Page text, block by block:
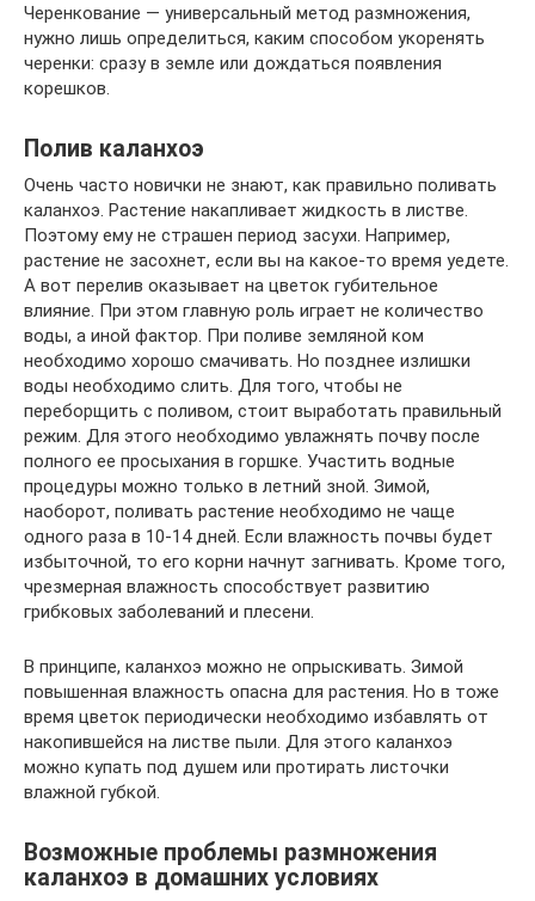
Черенкование — универсальный метод размножения,
нужно лишь определиться, каким способом укоренять
черенки: сразу в земле или дождаться появления
корешков.
Полив каланхоэ
Очень часто новички не знают, как правильно поливать
каланхоэ. Растение накапливает жидкость в листве.
Поэтому ему не страшен период засухи. Например,
растение не засохнет, если вы на какое-то время уедете.
А вот перелив оказывает на цветок губительное
влияние. При этом главную роль играет не количество
воды, а иной фактор. При поливе земляной ком
необходимо хорошо смачивать. Но позднее излишки
воды необходимо слить. Для того, чтобы не
переборщить с поливом, стоит выработать правильный
режим. Для этого необходимо увлажнять почву после
полного ее просыхания в горшке. Участить водные
процедуры можно только в летний зной. Зимой,
наоборот, поливать растение необходимо не чаще
одного раза в 10-14 дней. Если влажность почвы будет
избыточной, то его корни начнут загнивать. Кроме того,
чрезмерная влажность способствует развитию
грибковых заболеваний и плесени.
В принципе, каланхоэ можно не опрыскивать. Зимой
повышенная влажность опасна для растения. Но в тоже
время цветок периодически необходимо избавлять от
накопившейся на листве пыли. Для этого каланхоэ
можно купать под душем или протирать листочки
влажной губкой.
Возможные проблемы размножения
каланхоэ в домашних условиях